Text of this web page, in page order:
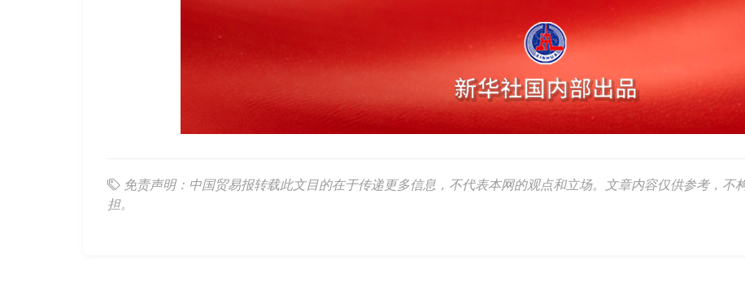
免责声明：中国贸易报转载此文目的在于传递更多信息，不代表本网的观点和立场。文章内容仅供参考，不
担。